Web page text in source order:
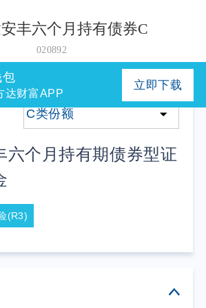
丰六个月持有债券C
020892
C类份额
六个月持有期债券型证
(R3)
包
达财富APP
立即下载